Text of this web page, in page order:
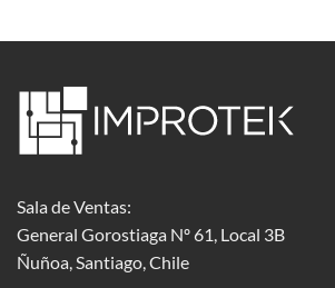
Sala de Ventas:
General Gorostiaga Nº 61, Local 3B
Ñuñoa, Santiago, Chile